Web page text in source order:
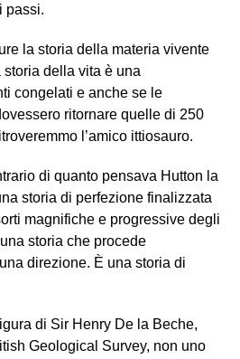
passi.
la storia della materia vivente
della vita è una
congelati e anche se le
ritornare quelle di 250
l’amico ittiosauro.
di quanto pensava Hutton la
storia di perfezione finalizzata
magnifiche e progressive degli
storia che procede
direzione. È una storia di
di Sir Henry De la Beche,
Geological Survey, non uno